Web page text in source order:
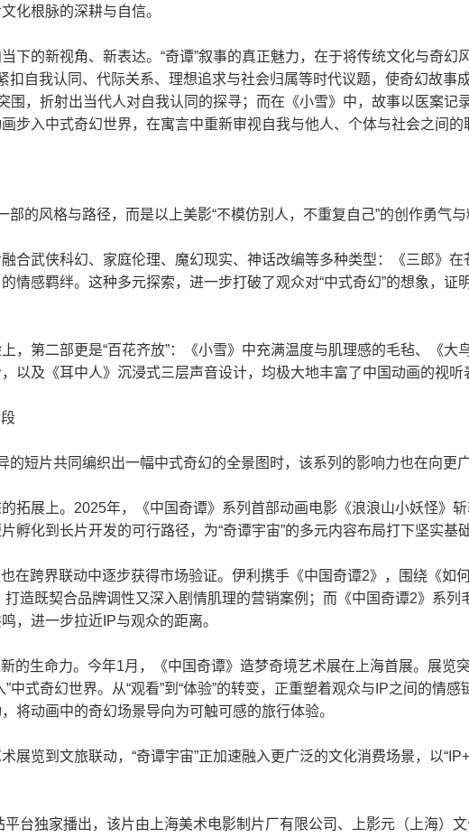
化根脉的深耕与自信。
下的新视角、新表达。“奇谭”叙事的真正魅力，在于将传统文化与奇
扣自我认同、代际关系、理想追求与社会归属等时代议题，使奇幻故事
围，折射出当代人对自我认同的探寻；而在《小雪》中，故事以医案
步入中式奇幻世界，在寓言中重新审视自我与他人、个体与社会之间的
部的风格与路径，而是以上美影“不模仿别人，不重复自己”的创作勇气
合武侠科幻、家庭伦理、魔幻现实、神话改编等多种类型：《三郎》
情感羁绊。这种多元探索，进一步打破了观众对“中式奇幻”的想象，证
，第二部更是“百花齐放”：《小雪》中充满温度与肌理感的毛毡、《大
以及《耳中人》沉浸式三层声音设计，均极大地丰富了中国动画的视听
的短片共同编织出一幅中式奇幻的全景图时，该系列的影响力也在向更
拓展上。2025年，《中国奇谭》系列首部动画电影《浪浪山小妖怪》
孵化到长片开发的可行路径，为“奇谭宇宙”的多元内容布局打下坚实基础
在跨界联动中逐步获得市场验证。伊利携手《中国奇谭2》，围绕《如
打造既契合品牌调性又深入剧情肌理的营销案例；而《中国奇谭2》系
，进一步拉近IP与观众的距离。
的生命力。今年1月，《中国奇谭》造梦奇境艺术展在上海首展。展览
中式奇幻世界。从“观看”到“体验”的转变，正重塑着观众与IP之间的情
将动画中的奇幻场景导向为可触可感的旅行体验。
展览到文旅联动，“奇谭宇宙”正加速融入更广泛的文化消费场景，以
台独家播出，该片由上海美术电影制片厂有限公司、上影元（上海）